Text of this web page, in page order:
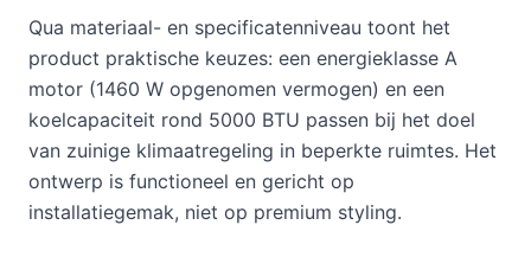
Qua materiaal- en specificatenniveau toont het
product praktische keuzes: een energieklasse A
motor (1460 W opgenomen vermogen) en een
koelcapaciteit rond 5000 BTU passen bij het doel
van zuinige klimaatregeling in beperkte ruimtes. Het
ontwerp is functioneel en gericht op
installatiegemak, niet op premium styling.